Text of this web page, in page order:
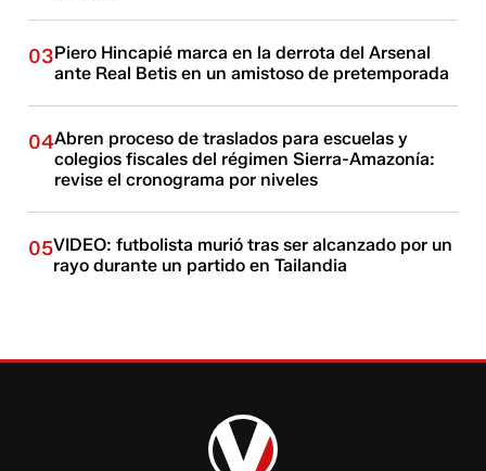
03Piero Hincapié marca en la derrota del Arsenal
ante Real Betis en un amistoso de pretemporada
04Abren proceso de traslados para escuelas y
colegios fiscales del régimen Sierra-Amazonía:
revise el cronograma por niveles
05VIDEO: futbolista murió tras ser alcanzado por un
rayo durante un partido en Tailandia